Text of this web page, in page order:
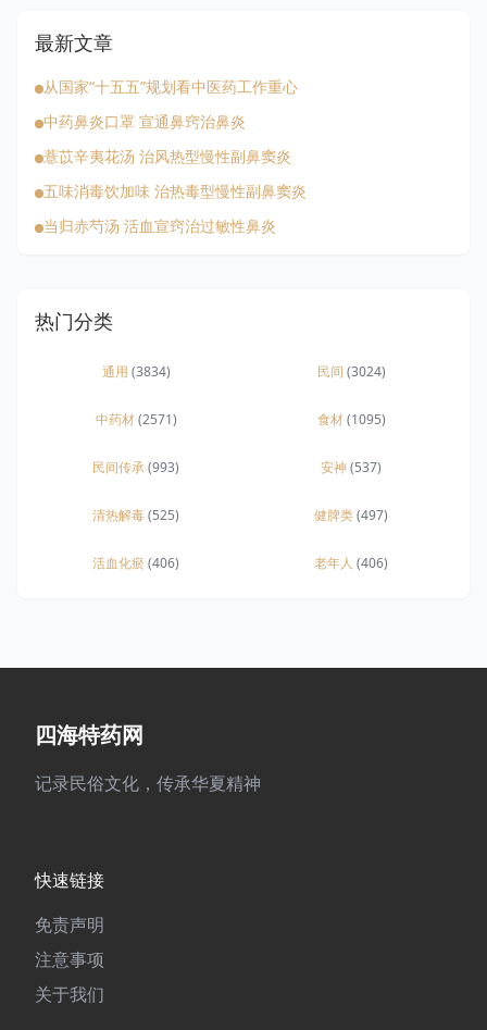
最新文章
从国家“十五五”规划看中医药工作重心
中药鼻炎口罩 宣通鼻窍治鼻炎
薏苡辛夷花汤 治风热型慢性副鼻窦炎
五味消毒饮加味 治热毒型慢性副鼻窦炎
当归赤芍汤 活血宣窍治过敏性鼻炎
热门分类
通用 (3834) 民间 (3024)
中药材(2571) 食材(1095)
民间传承(993) 安神(537)
清热解毒(525) 健脾类(497)
活血化瘀(406) 老年人 (406)
四海特药网
记录民俗文化，传承华夏精神
快速链接
免责声明
注意事项
关于我们